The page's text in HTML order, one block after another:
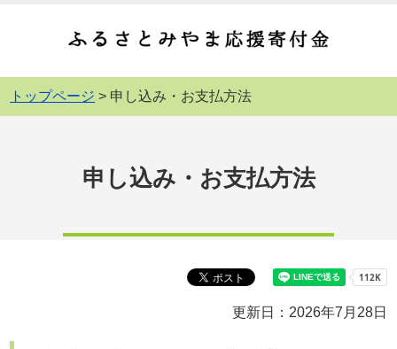
トップページ > 申し込み・お支払方法
申し込み・お支払方法
更新日：2026年7月28日